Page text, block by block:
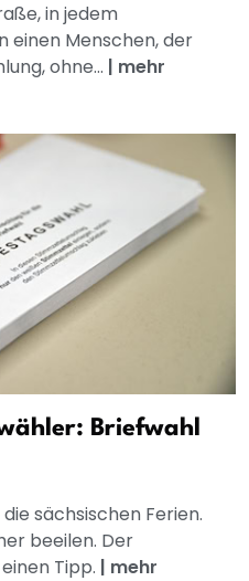
in jedem
einen Menschen, der
ohne... | mehr
Briefwahl
sächsischen Ferien.
beeilen. Der
Tipp. | mehr